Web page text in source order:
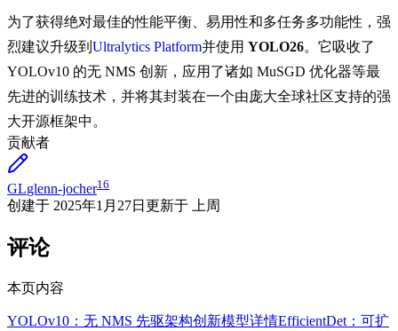
为了获得绝对最佳的性能平衡、易用性和多任务多功能性，强
烈建议升级到 Ultralytics Platform并使用 YOLO26。它吸收了
YOLOv10 的无 NMS 创新，应用了诸如 MuSGD 优化器等最
先进的训练技术，并将其封装在一个由庞大全球社区支持的强
大开源框架中。
贡献者
GLglenn-jocher16
创建于 2025年1月27日 更新于 上周
评论
本页内容
YOLOv10：无 NMS 先驱架构创新模型详情EfficientDet：可扩